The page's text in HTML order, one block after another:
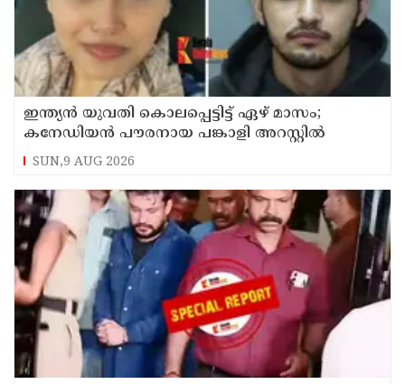
ഇന്ത്യന്‍ യുവതി കൊലപ്പെട്ടിട്ട് ഏഴ് മാസം;
കനേഡിയന്‍ പൗരനായ പങ്കാളി അറസ്റ്റില്‍
SUN,9 AUG 2026